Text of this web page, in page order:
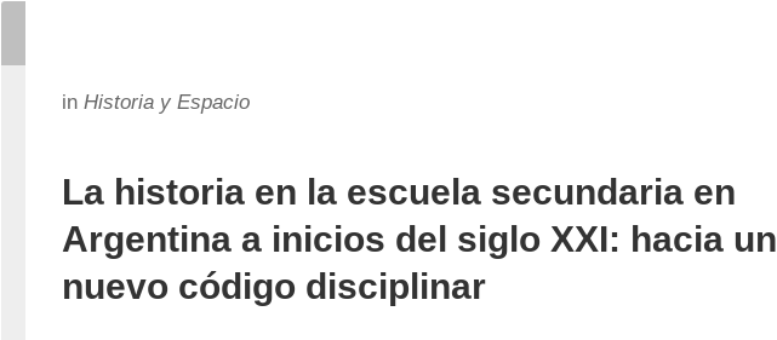
in Historia y Espacio
La historia en la escuela secundaria en
Argentina a inicios del siglo XXI: hacia un
nuevo código disciplinar